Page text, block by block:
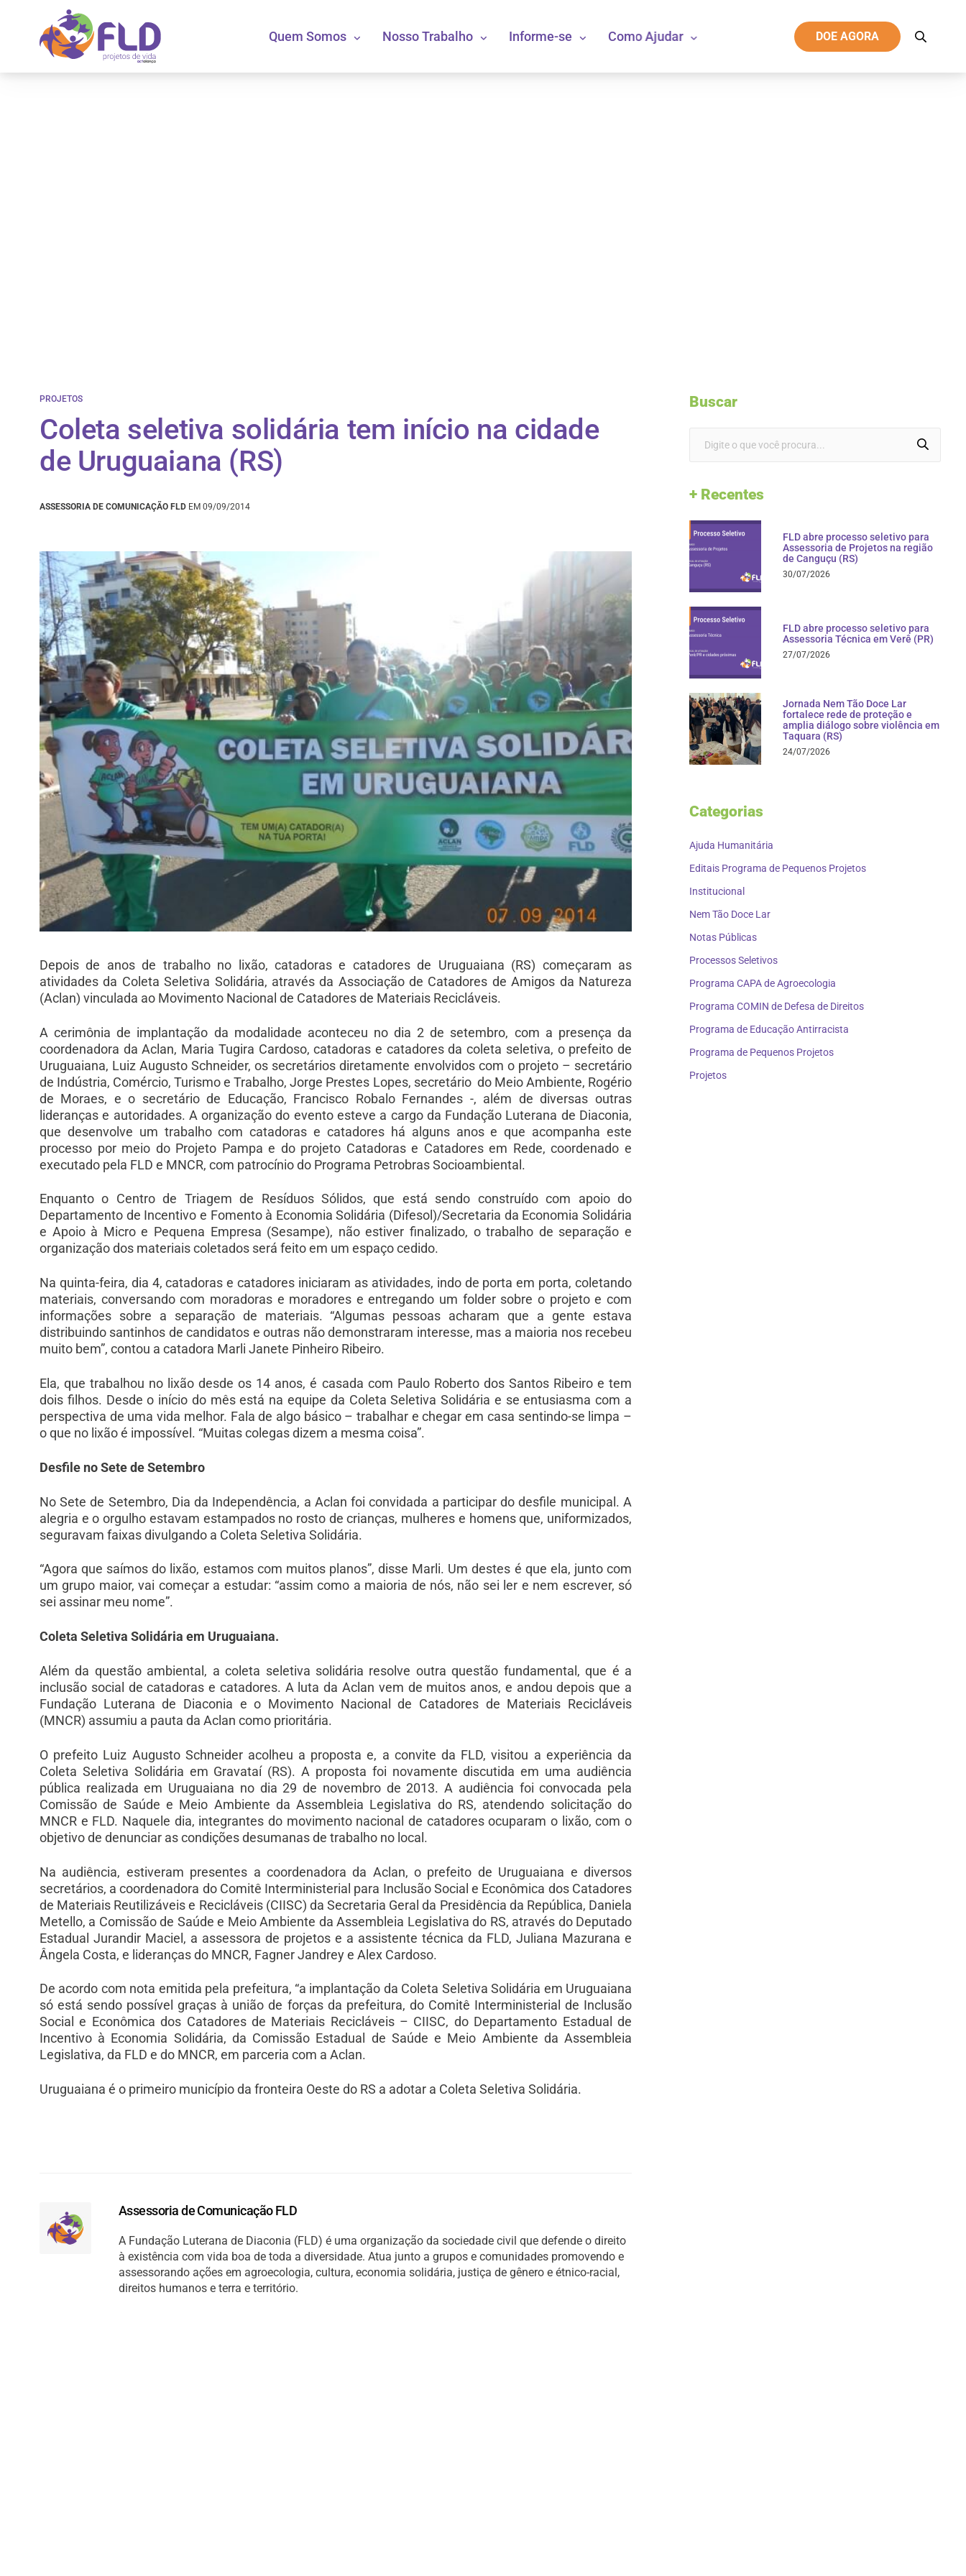
Quem Somos Nosso Trabalho Informe-se Como Ajudar DOE AGORA
PROJETOS
Coleta seletiva solidária tem início na cidade
de Uruguaiana (RS)
ASSESSORIA DE COMUNICAÇÃO FLD EM 09/09/2014
Depois de anos de trabalho no lixão, catadoras e catadores de Uruguaiana (RS) começaram as
atividades da Coleta Seletiva Solidária, através da Associação de Catadores de Amigos da Natureza
(Aclan) vinculada ao Movimento Nacional de Catadores de Materiais Recicláveis.
A cerimônia de implantação da modalidade aconteceu no dia 2 de setembro, com a presença da
coordenadora da Aclan, Maria Tugira Cardoso, catadoras e catadores da coleta seletiva, o prefeito de
Uruguaiana, Luiz Augusto Schneider, os secretários diretamente envolvidos com o projeto – secretário
de Indústria, Comércio, Turismo e Trabalho, Jorge Prestes Lopes, secretário do Meio Ambiente, Rogério
de Moraes, e o secretário de Educação, Francisco Robalo Fernandes -, além de diversas outras
lideranças e autoridades. A organização do evento esteve a cargo da Fundação Luterana de Diaconia,
que desenvolve um trabalho com catadoras e catadores há alguns anos e que acompanha este
processo por meio do Projeto Pampa e do projeto Catadoras e Catadores em Rede, coordenado e
executado pela FLD e MNCR, com patrocínio do Programa Petrobras Socioambiental.
Enquanto o Centro de Triagem de Resíduos Sólidos, que está sendo construído com apoio do
Departamento de Incentivo e Fomento à Economia Solidária (Difesol)/Secretaria da Economia Solidária
e Apoio à Micro e Pequena Empresa (Sesampe), não estiver finalizado, o trabalho de separação e
organização dos materiais coletados será feito em um espaço cedido.
Na quinta-feira, dia 4, catadoras e catadores iniciaram as atividades, indo de porta em porta, coletando
materiais, conversando com moradoras e moradores e entregando um folder sobre o projeto e com
informações sobre a separação de materiais. “Algumas pessoas acharam que a gente estava
distribuindo santinhos de candidatos e outras não demonstraram interesse, mas a maioria nos recebeu
muito bem”, contou a catadora Marli Janete Pinheiro Ribeiro.
Ela, que trabalhou no lixão desde os 14 anos, é casada com Paulo Roberto dos Santos Ribeiro e tem
dois filhos. Desde o início do mês está na equipe da Coleta Seletiva Solidária e se entusiasma com a
perspectiva de uma vida melhor. Fala de algo básico – trabalhar e chegar em casa sentindo-se limpa –
o que no lixão é impossível. “Muitas colegas dizem a mesma coisa”.
Desfile no Sete de Setembro
No Sete de Setembro, Dia da Independência, a Aclan foi convidada a participar do desfile municipal. A
alegria e o orgulho estavam estampados no rosto de crianças, mulheres e homens que, uniformizados,
seguravam faixas divulgando a Coleta Seletiva Solidária.
“Agora que saímos do lixão, estamos com muitos planos”, disse Marli. Um destes é que ela, junto com
um grupo maior, vai começar a estudar: “assim como a maioria de nós, não sei ler e nem escrever, só
sei assinar meu nome”.
Coleta Seletiva Solidária em Uruguaiana.
Além da questão ambiental, a coleta seletiva solidária resolve outra questão fundamental, que é a
inclusão social de catadoras e catadores. A luta da Aclan vem de muitos anos, e andou depois que a
Fundação Luterana de Diaconia e o Movimento Nacional de Catadores de Materiais Recicláveis
(MNCR) assumiu a pauta da Aclan como prioritária.
O prefeito Luiz Augusto Schneider acolheu a proposta e, a convite da FLD, visitou a experiência da
Coleta Seletiva Solidária em Gravataí (RS). A proposta foi novamente discutida em uma audiência
pública realizada em Uruguaiana no dia 29 de novembro de 2013. A audiência foi convocada pela
Comissão de Saúde e Meio Ambiente da Assembleia Legislativa do RS, atendendo solicitação do
MNCR e FLD. Naquele dia, integrantes do movimento nacional de catadores ocuparam o lixão, com o
objetivo de denunciar as condições desumanas de trabalho no local.
Na audiência, estiveram presentes a coordenadora da Aclan, o prefeito de Uruguaiana e diversos
secretários, a coordenadora do Comitê Interministerial para Inclusão Social e Econômica dos Catadores
de Materiais Reutilizáveis e Recicláveis (CIISC) da Secretaria Geral da Presidência da República, Daniela
Metello, a Comissão de Saúde e Meio Ambiente da Assembleia Legislativa do RS, através do Deputado
Estadual Jurandir Maciel, a assessora de projetos e a assistente técnica da FLD, Juliana Mazurana e
Ângela Costa, e lideranças do MNCR, Fagner Jandrey e Alex Cardoso.
De acordo com nota emitida pela prefeitura, “a implantação da Coleta Seletiva Solidária em Uruguaiana
só está sendo possível graças à união de forças da prefeitura, do Comitê Interministerial de Inclusão
Social e Econômica dos Catadores de Materiais Recicláveis – CIISC, do Departamento Estadual de
Incentivo à Economia Solidária, da Comissão Estadual de Saúde e Meio Ambiente da Assembleia
Legislativa, da FLD e do MNCR, em parceria com a Aclan.
Uruguaiana é o primeiro município da fronteira Oeste do RS a adotar a Coleta Seletiva Solidária.
Assessoria de Comunicação FLD
A Fundação Luterana de Diaconia (FLD) é uma organização da sociedade civil que defende o direito
à existência com vida boa de toda a diversidade. Atua junto a grupos e comunidades promovendo e
assessorando ações em agroecologia, cultura, economia solidária, justiça de gênero e étnico-racial,
direitos humanos e terra e território.
Buscar
+ Recentes
FLD abre processo seletivo para
Assessoria de Projetos na região
de Canguçu (RS)
30/07/2026
FLD abre processo seletivo para
Assessoria Técnica em Verê (PR)
27/07/2026
Jornada Nem Tão Doce Lar
fortalece rede de proteção e
amplia diálogo sobre violência em
Taquara (RS)
24/07/2026
Categorias
Ajuda Humanitária
Editais Programa de Pequenos Projetos
Institucional
Nem Tão Doce Lar
Notas Públicas
Processos Seletivos
Programa CAPA de Agroecologia
Programa COMIN de Defesa de Direitos
Programa de Educação Antirracista
Programa de Pequenos Projetos
Projetos